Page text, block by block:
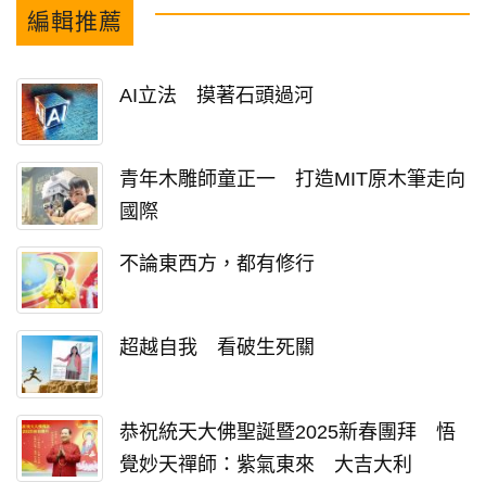
編輯推薦
AI立法 摸著石頭過河
青年木雕師童正一 打造MIT原木筆走向
國際
不論東西方，都有修行
超越自我 看破生死關
恭祝統天大佛聖誕暨2025新春團拜 悟
覺妙天禪師：紫氣東來 大吉大利